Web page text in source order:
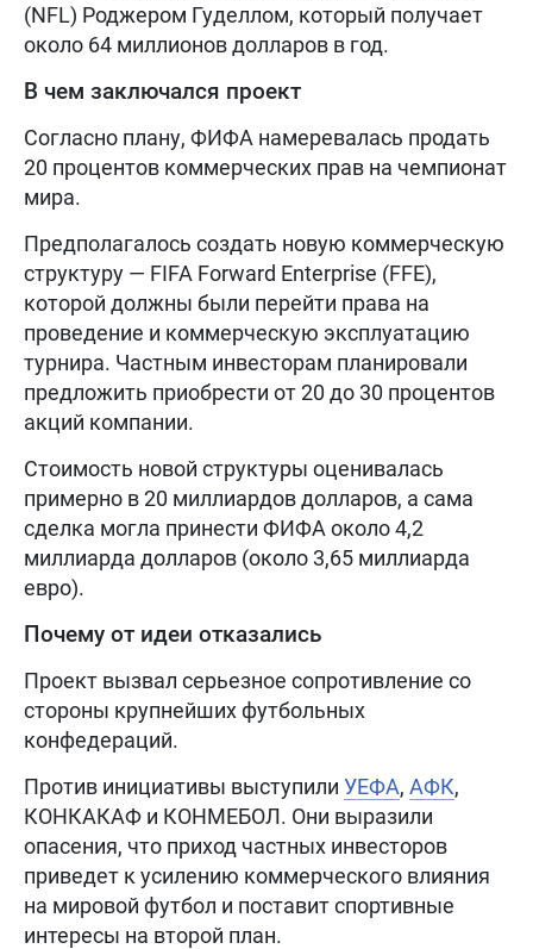
(NFL) Роджером Гуделлом, который получает
около 64 миллионов долларов в год.
В чем заключался проект
Согласно плану, ФИФА намеревалась продать
20 процентов коммерческих прав на чемпионат
мира.
Предполагалось создать новую коммерческую
структуру — FIFA Forward Enterprise (FFE),
которой должны были перейти права на
проведение и коммерческую эксплуатацию
турнира. Частным инвесторам планировали
предложить приобрести от 20 до 30 процентов
акций компании.
Стоимость новой структуры оценивалась
примерно в 20 миллиардов долларов, а сама
сделка могла принести ФИФА около 4,2
миллиарда долларов (около 3,65 миллиарда
евро).
Почему от идеи отказались
Проект вызвал серьезное сопротивление со
стороны крупнейших футбольных
конфедераций.
Против инициативы выступили УЕФА, АФК,
КОНКАКАФ и КОНМЕБОЛ. Они выразили
опасения, что приход частных инвесторов
приведет к усилению коммерческого влияния
на мировой футбол и поставит спортивные
интересы на второй план.